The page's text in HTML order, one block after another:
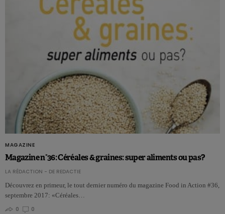
MAGAZINE
Magazine n°36: Céréales & graines: super aliments ou pas?
LA RÉDACTION - DE REDACTIE
Découvrez en primeur, le tout dernier numéro du magazine Food in Action #36,
septembre 2017: «Céréales…
0
0